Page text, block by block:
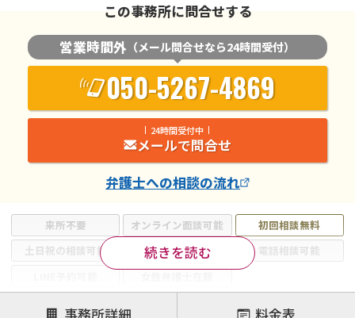
来所不要 オンライン面談可能
初回相談無料
土日祝の相談可能
19時以降電話可能
電話相談可能
注力案件
続きを読む
この事務所に問合せする
営業時間外 （メール問合せなら24時間受付）
050-5267-4869
24時間受付中
メールで問合せ
弁護士への相談の流れ